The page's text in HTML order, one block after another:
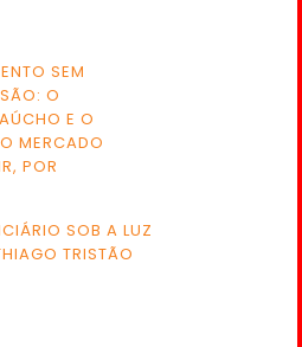
SEM
O
E O
MERCADO
POR
SOB A LUZ
TRISTÃO